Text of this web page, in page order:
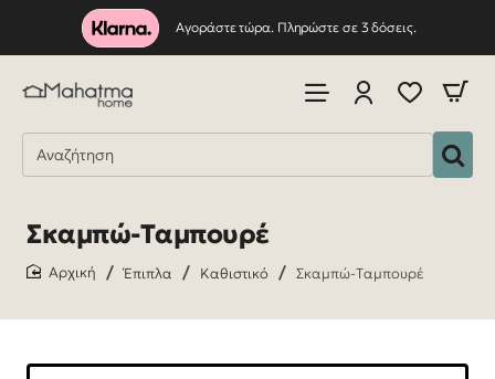
Αγοράστε τώρα. Πληρώστε σε 3 δόσεις.
Σκαμπώ-Tαμπουρέ
Έπιπλα Καθιστικό Σκαμπώ-Tαμπουρέ